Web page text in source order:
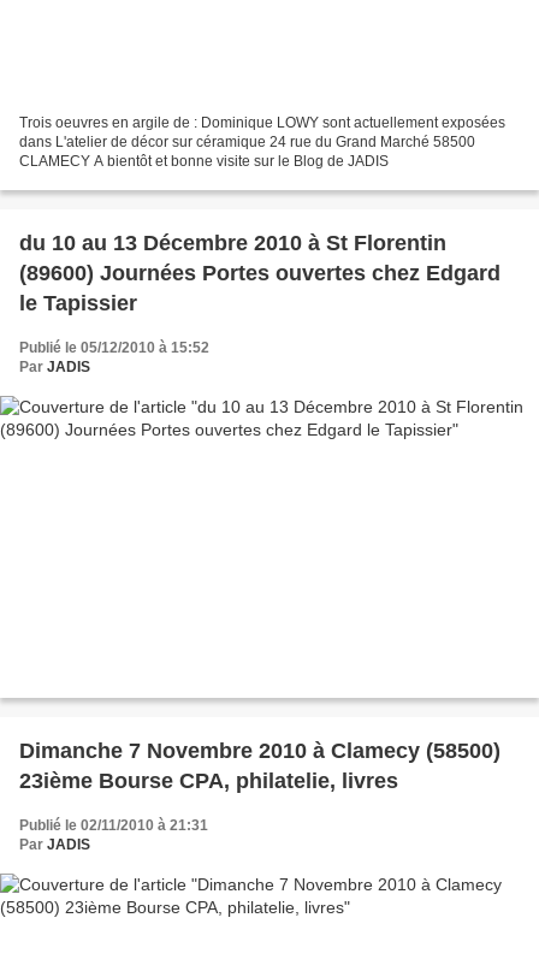
Trois oeuvres en argile de : Dominique LOWY sont actuellement exposées
dans L'atelier de décor sur céramique 24 rue du Grand Marché 58500
CLAMECY A bientôt et bonne visite sur le Blog de JADIS
du 10 au 13 Décembre 2010 à St Florentin
(89600) Journées Portes ouvertes chez Edgard
le Tapissier
Publié le 05/12/2010 à 15:52
Par JADIS
Dimanche 7 Novembre 2010 à Clamecy (58500)
23ième Bourse CPA, philatelie, livres
Publié le 02/11/2010 à 21:31
Par JADIS